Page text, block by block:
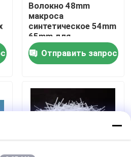
Волокно 48mm
макроса
синтетическое 54mm
65mm для
конкретного
подкрепления
Отправить запрос